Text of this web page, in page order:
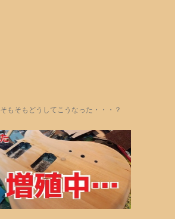
そもそもどうしてこうなった・・・？